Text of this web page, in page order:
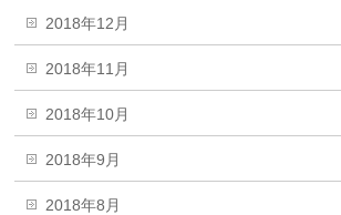
2018年12月
2018年11月
2018年10月
2018年9月
2018年8月